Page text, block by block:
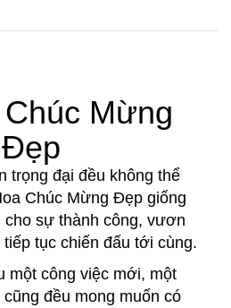
Mừng
Đẹp
trọng đại đều không thể
Chúc Mừng Đẹp giống
sự thành công, vươn
tục chiến đấu tới cùng.
một công việc mới, một
đều mong muốn có